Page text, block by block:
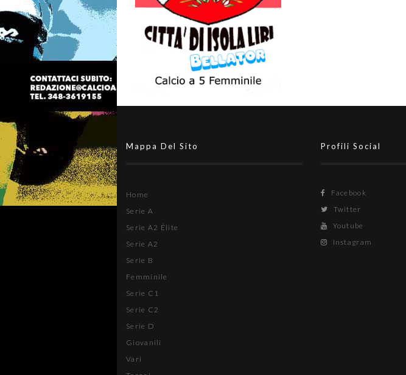
Mappa Del Sito
Home
Serie A
Serie A2 Élite
Serie A2
Serie B
Femminile
Serie C1
Serie C2
Serie D
Giovanili
Vari
Profili Social
Facebook
Twitter
Youtube
Instagram